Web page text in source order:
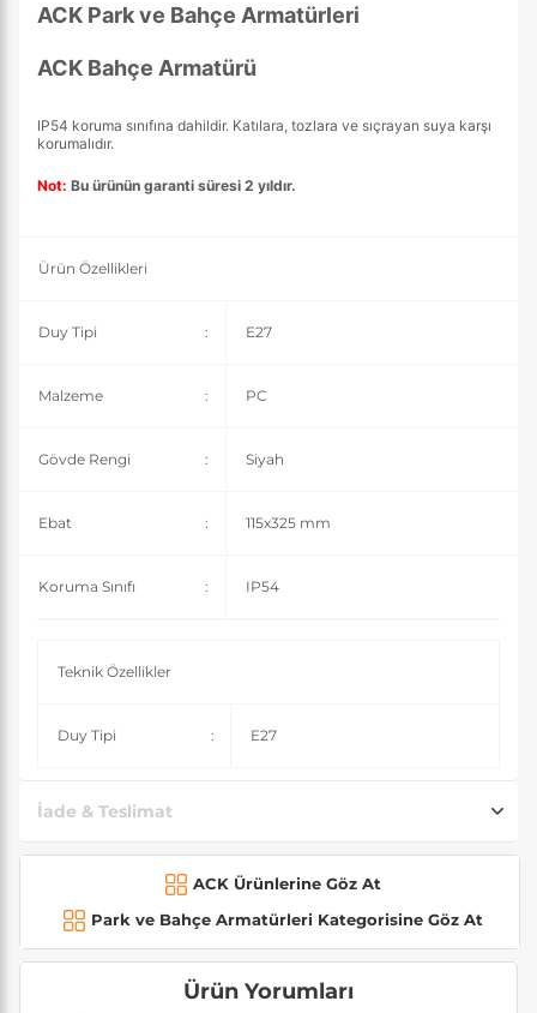
ACK Park ve Bahçe Armatürleri
ACK Bahçe Armatürü
IP54 koruma sınıfına dahildir. Katılara, tozlara ve sıçrayan suya karşı
korumalıdır.
Not: Bu ürünün garanti süresi 2 yıldır.
Ürün Özellikleri
Duy Tipi : E27
Malzeme : PC
Gövde Rengi : Siyah
Ebat : 115x325 mm
Koruma Sınıfı : IP54
Teknik Özellikler
Duy Tipi : E27
İade & Teslimat
ACK Ürünlerine Göz At
Park ve Bahçe Armatürleri Kategorisine Göz At
Ürün Yorumları